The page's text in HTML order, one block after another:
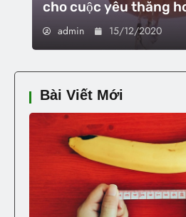
cho cuộc yêu thăng
admin 15/12/2020
Bài Viết Mới